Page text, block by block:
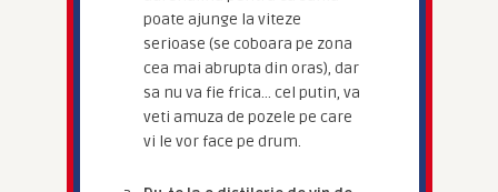
poate ajunge la viteze
serioase (se coboara pe zona
cea mai abrupta din oras), dar
sa nu va fie frica… cel putin, va
veti amuza de pozele pe care
vi le vor face pe drum.